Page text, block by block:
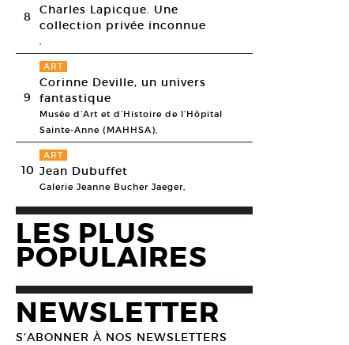
8
Charles Lapicque. Une
collection privée inconnue
,
9
ART
Corinne Deville, un univers
fantastique
Musée d’Art et d’Histoire de l’Hôpital
Sainte-Anne (MAHHSA),
10
ART
Jean Dubuffet
Galerie Jeanne Bucher Jaeger,
LES PLUS
POPULAIRES
NEWSLETTER
S’ABONNER À NOS NEWSLETTERS